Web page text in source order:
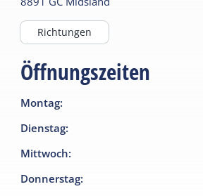
Richtungen
Öffnungszeiten
Montag:
Dienstag:
Mittwoch:
Donnerstag: